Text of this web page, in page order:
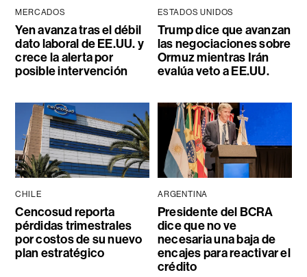
MERCADOS
Yen avanza tras el débil
dato laboral de EE.UU. y
crece la alerta por
posible intervención
ESTADOS UNIDOS
Trump dice que avanzan
las negociaciones sobre
Ormuz mientras Irán
evalúa veto a EE.UU.
CHILE
Cencosud reporta
pérdidas trimestrales
por costos de su nuevo
plan estratégico
ARGENTINA
Presidente del BCRA
dice que no ve
necesaria una baja de
encajes para reactivar el
crédito